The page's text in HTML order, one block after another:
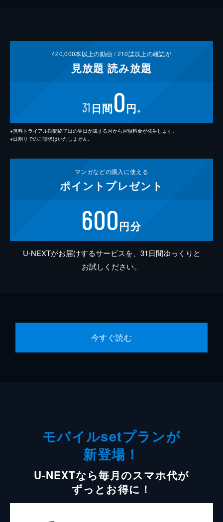
420,000本以上の動画 /210誌以上の雑誌が
見放題 読み放題
31 日間0円 ※
※無料トライアル期間終了日の翌日が属する月から月額料金が発生します。
※日割りでのご請求はいたしません。
マンガなどの購入に使える
ポイント プレゼント
600円分
U-NEXTがお届けするサービスを、31日間ゆっくりと
お試しください。
今すぐ読む
モバイルsetプランが
新登場！
U-NEXTなら毎月のスマホ代が
ずっとお得に！